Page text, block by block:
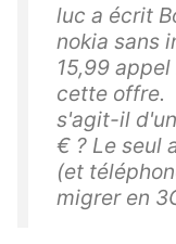
luc a écrit
nokia sans
15,99
cette offre.
s'agit-il
€ ? Le seul
(et
migrer en